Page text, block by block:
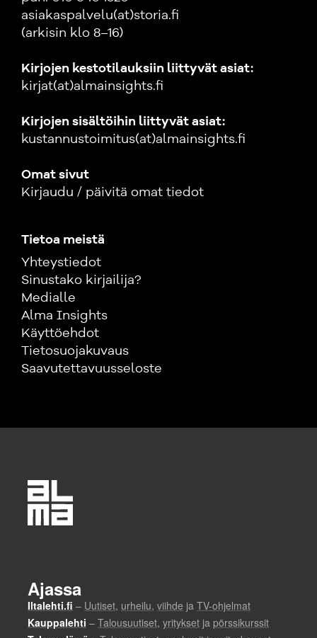
asiakaspalvelu(at)storia.fi
(arkisin klo 8–16)
Kirjojen kestotilauksiin liittyvät asiat:
kirjat(at)almainsights.fi
Kirjojen sisältöihin liittyvät asiat:
kustannustoimitus(at)almainsights.fi
Omat sivut
Kirjaudu / päivitä omat tiedot
Tietoa meistä
Yhteystiedot
Sinustako kirjailija?
Medialle
Alma Insights
Käyttöehdot
Tietosuojakuvaus
Saavutettavuusseloste